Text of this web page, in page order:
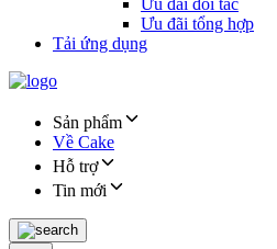
Ưu đãi đối tác
Ưu đãi tổng hợp
Tải ứng dụng
Sản phẩm
Về Cake
Hỗ trợ
Tin mới